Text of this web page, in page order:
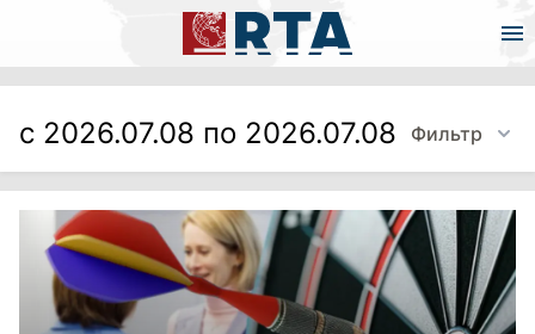
с 2026.07.08 по 2026.07.08 Фильтр